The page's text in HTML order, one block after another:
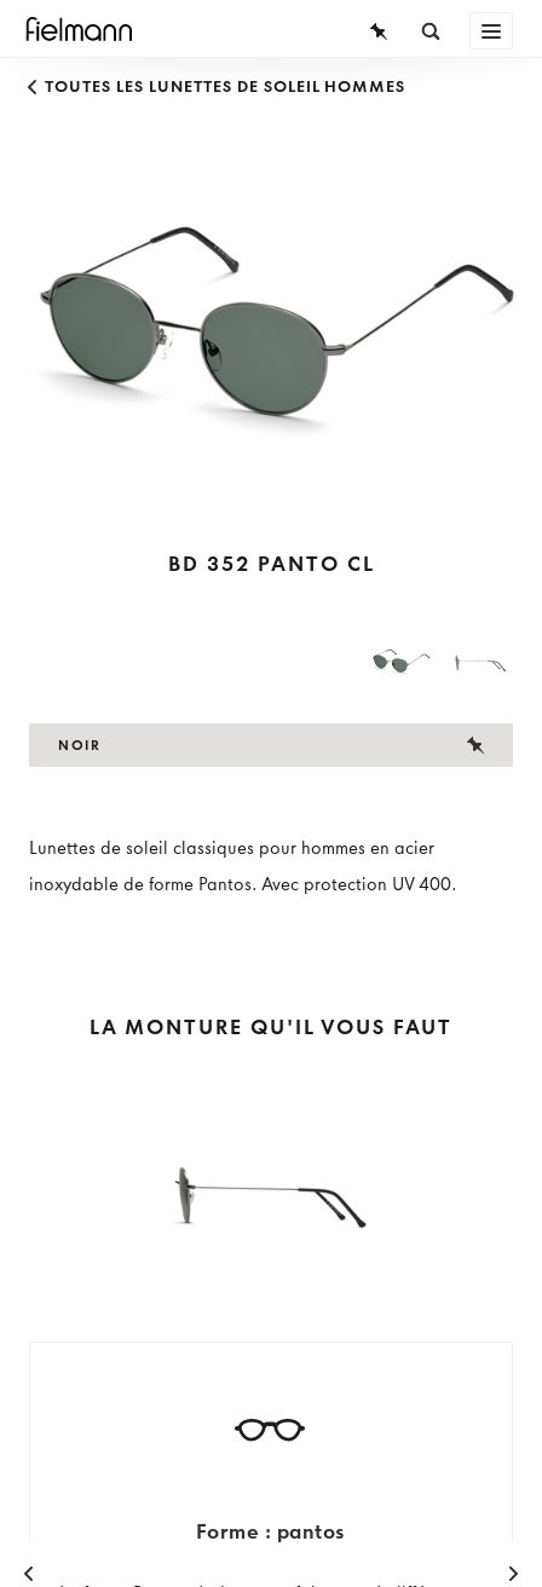
LUNETTES
CONNAISSANCES
SERVICE
TOUTES LES LUNETTES DE SOLEIL HOMMES
BD 352 PANTO CL
NOIR
Lunettes de soleil classiques pour hommes en acier
inoxydable de forme Pantos. Avec protection UV 400.
LA MONTURE QU'IL VOUS FAUT
Forme : pantos